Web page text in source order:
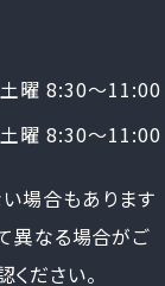
曜 8:30～11:00
曜 8:30～11:00
合もあります
る場合がご
ください。